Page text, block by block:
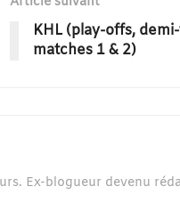
KHL (play-offs,
matches 1 & 2)
Ex-blogueur devenu